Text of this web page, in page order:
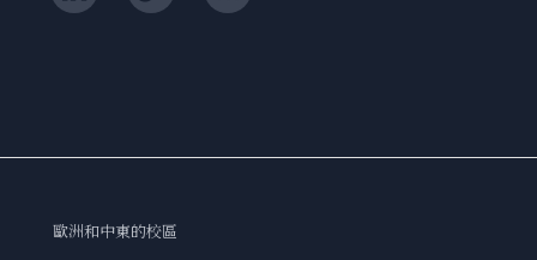
歐洲和中東的校區